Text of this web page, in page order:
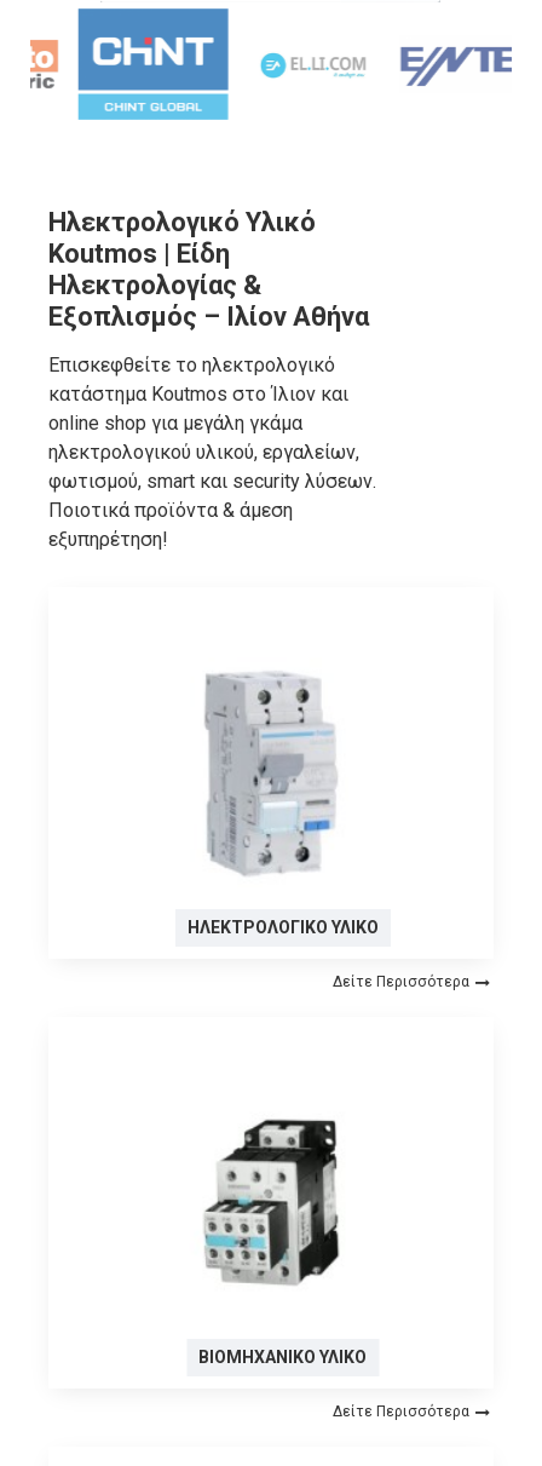
Ηλεκτρολογικό Υλικό
Koutmos | Είδη
Ηλεκτρολογίας &
Εξοπλισμός – Ιλίον Αθήνα
Επισκεφθείτε το ηλεκτρολογικό
κατάστημα Koutmos στο Ίλιον και
online shop για μεγάλη γκάμα
ηλεκτρολογικού υλικού, εργαλείων,
φωτισμού, smart και security λύσεων.
Ποιοτικά προϊόντα & άμεση
εξυπηρέτηση!
ΗΛΕΚΤΡΟΛΟΓΙΚΌ ΥΛΙΚΌ
Δείτε Περισσότερα
ΒΙΟΜΗΧΑΝΙΚΌ ΥΛΙΚΌ
Δείτε Περισσότερα